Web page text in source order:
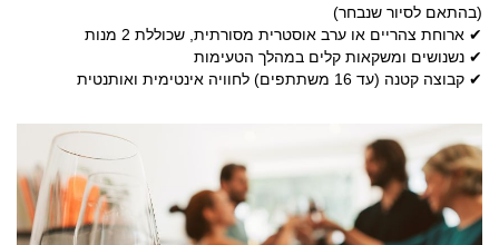
(בהתאם לסיור שנבחר)
✔ ארוחת צהריים או ערב אוסטרית מסורתית, שכוללת 2 מנות
✔ נשנושים ומשקאות קלים במהלך הטעימות
✔ קבוצה קטנה (עד 16 משתתפים) לחוויה אינטימית ואותנטית